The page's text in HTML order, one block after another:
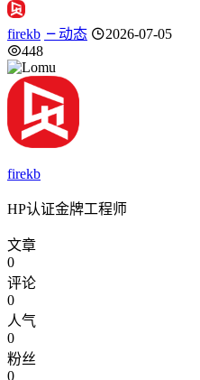
firekb 动态
2026-07-05
448
firekb
HP认证金牌工程师
文章
0
评论
0
人气
0
粉丝
0